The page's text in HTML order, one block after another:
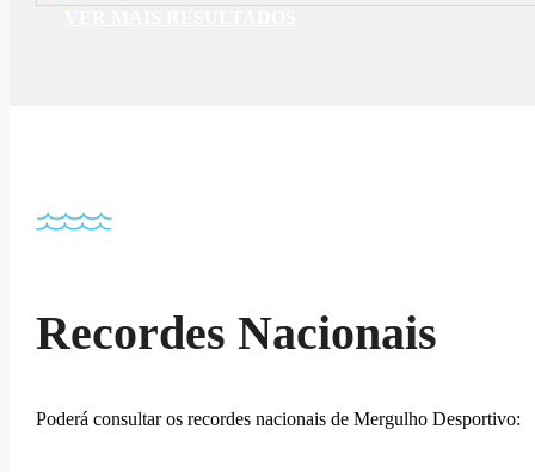
Recordes Nacionais
Poderá consultar os recordes nacionais de Mergulho Desportivo: